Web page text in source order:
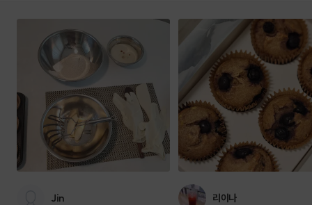
Jin 리이나